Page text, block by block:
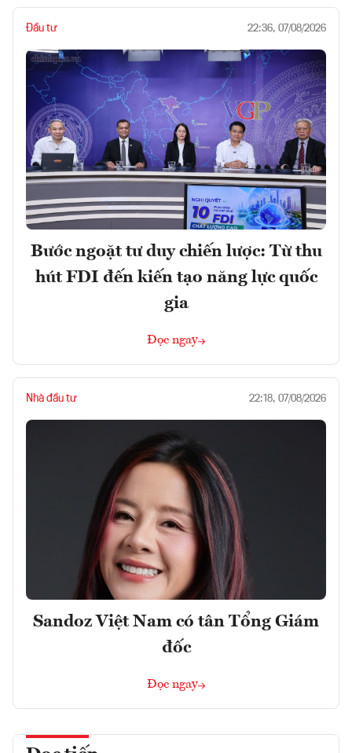
Đầu tư 22:36, 07/08/2026
Bước ngoặt tư duy chiến lược: Từ thu
hút FDI đến kiến tạo năng lực quốc
gia
Đọc ngay
Nhà đầu tư 22:18, 07/08/2026
Sandoz Việt Nam có tân Tổng Giám
đốc
Đọc ngay